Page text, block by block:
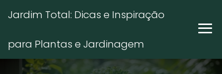
Jardim Total: Dicas e Inspiração
para Plantas e Jardinagem